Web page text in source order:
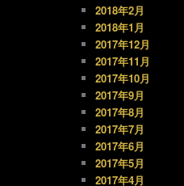
2018年2月
2018年1月
2017年12月
2017年11月
2017年10月
2017年9月
2017年8月
2017年7月
2017年6月
2017年5月
2017年4月